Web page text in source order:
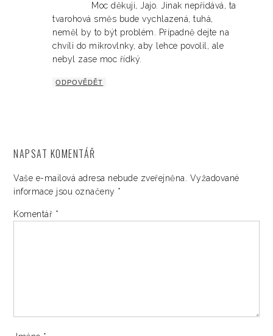
Moc děkuji, Jajo. Jinak nepřidává, ta
tvarohová směs bude vychlazená, tuhá,
neměl by to být problém. Případně dejte na
chvíli do mikrovlnky, aby lehce povolil, ale
nebyl zase moc řídký.
ODPOVĚDĚT
NAPSAT KOMENTÁŘ
Vaše e-mailová adresa nebude zveřejněna.
Vyžadované
informace jsou označeny *
Komentář *